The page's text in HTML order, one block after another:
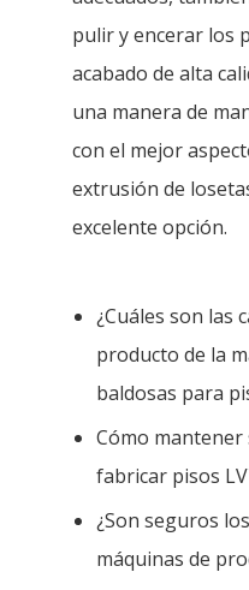
pulir y encerar los
acabado de alta
una manera de
con el mejor
extrusión de
excelente opción.
¿Cuáles son las
producto de la
baldosas para
Cómo
fabricar pisos
¿Son seguros
máquinas de